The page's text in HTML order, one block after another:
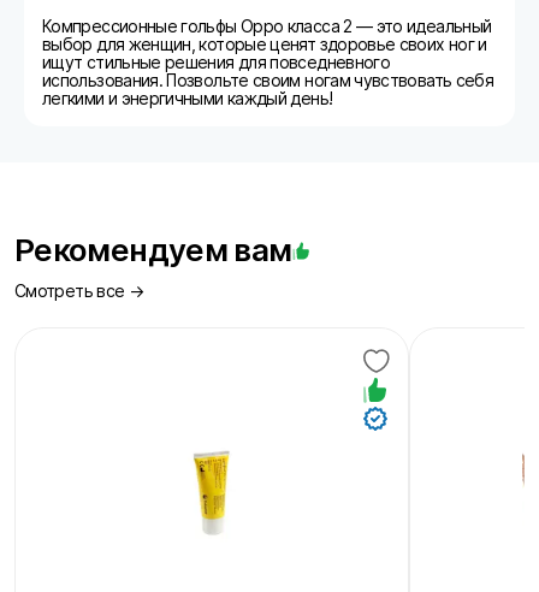
Компрессионные гольфы Oppo класса 2 — это идеальный
выбор для женщин, которые ценят здоровье своих ног и
ищут стильные решения для повседневного
использования. Позвольте своим ногам чувствовать себя
легкими и энергичными каждый день!
Рекомендуем вам
Смотреть все →